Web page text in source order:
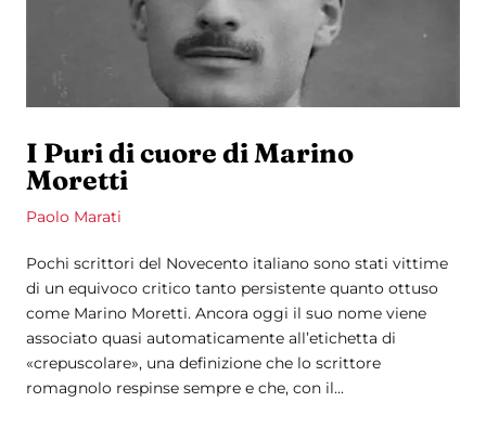
I Puri di cuore di Marino
Moretti
Paolo Marati
Pochi scrittori del Novecento italiano sono stati vittime
di un equivoco critico tanto persistente quanto ottuso
come Marino Moretti. Ancora oggi il suo nome viene
associato quasi automaticamente all’etichetta di
«crepuscolare», una definizione che lo scrittore
romagnolo respinse sempre e che, con il...